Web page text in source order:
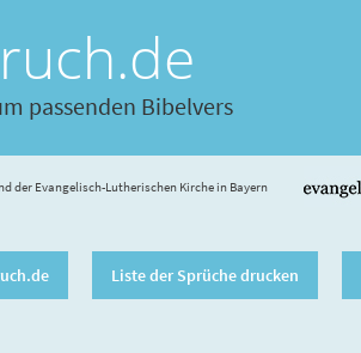
passenden Bibelvers
der Evangelisch-Lutherischen Kirche in Bayern
Liste der Sprüche drucken